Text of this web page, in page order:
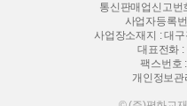
통신판매업신고번
사업자등록
사업장소재지 : 대
대표전화 :
팩스번호
개인정보관